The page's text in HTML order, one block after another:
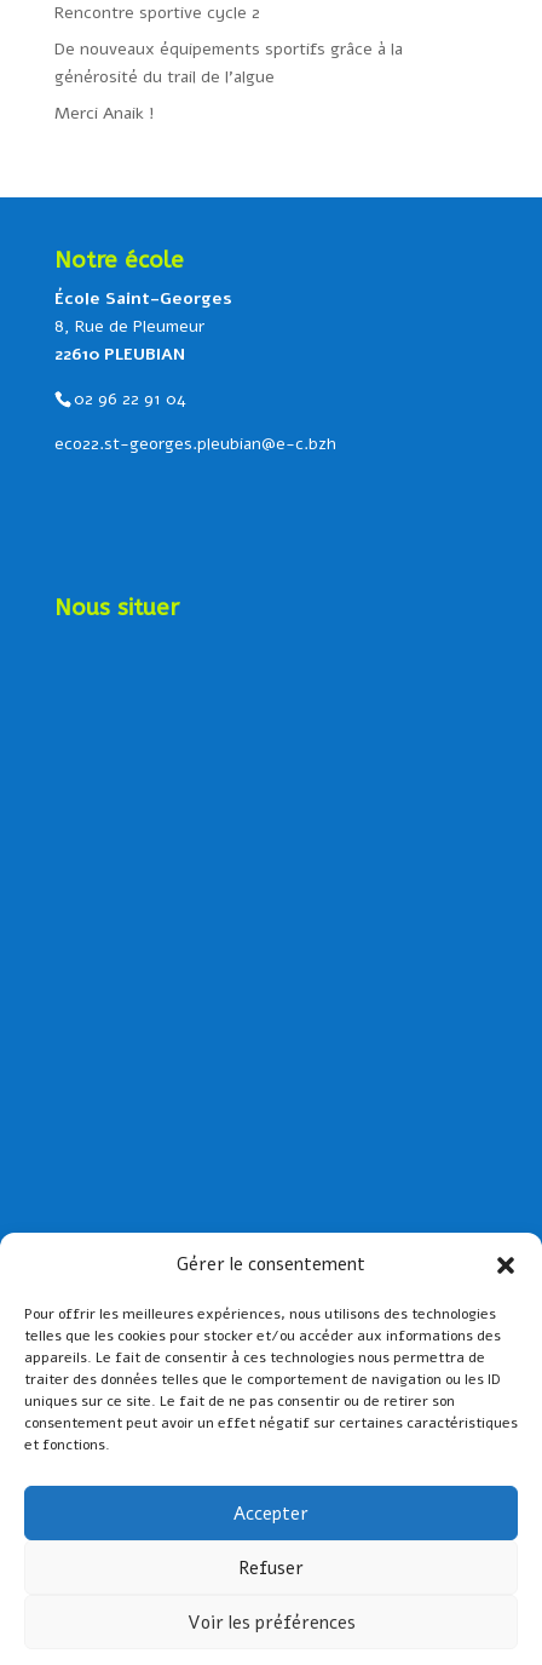
Gérer le consentement
Pour offrir les meilleures expériences, nous utilisons des technologies
telles que les cookies pour stocker et/ou accéder aux informations des
appareils. Le fait de consentir à ces technologies nous permettra de
traiter des données telles que le comportement de navigation ou les ID
uniques sur ce site. Le fait de ne pas consentir ou de retirer son
consentement peut avoir un effet négatif sur certaines caractéristiques
et fonctions.
Accepter
Refuser
Voir les préférences
Rencontre sportive cycle 2
De nouveaux équipements sportifs grâce à la
générosité du trail de l’algue
Merci Anaik !
Notre école
École Saint-Georges
8, Rue de Pleumeur
22610 PLEUBIAN
02 96 22 91 04
eco22.st-georges.pleubian@e-c.bzh
Nous situer
Collège St Joseph de Paimpol
Lien admin
Mentions légales